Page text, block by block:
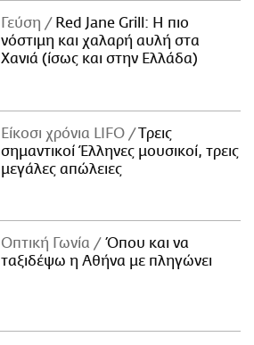
Γεύση
Red Jane Grill: Η πιο
νόστιμη και χαλαρή αυλή στα
Χανιά (ίσως και στην Ελλάδα)
Είκοσι χρόνια LIFO
Tρεις
σημαντικοί Έλληνες μουσικοί, τρεις
μεγάλες απώλειες
Οπτική Γωνία
Όπου και να
ταξιδέψω η Αθήνα με πληγώνει